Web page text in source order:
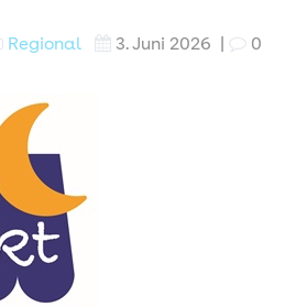
Regional 3. Juni 2026 | 0